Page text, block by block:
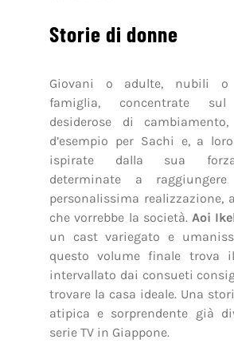
Storie di donne
Giovani o adulte, nubili o
famiglia, concentrate
desiderose di
d’esempio per Sachi e, a
ispirate dalla sua forza
determinate a
personalissima realizzazione,
che vorrebbe la società. Aoi
un cast variegato e
questo volume finale trova
intervallato dai consueti
trovare la casa ideale. Una
atipica e sorprendente già
serie TV in Giappone.